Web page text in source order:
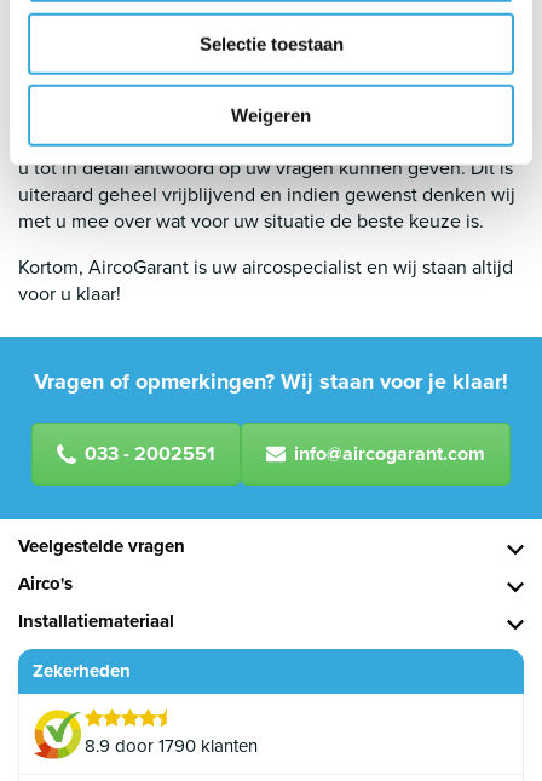
Selectie toestaan
Weigeren
Heeft u een specifieke vraag over een merk airco of komt u
kunt altijd onze showroom bezoeken, maar net zo
makkelijk is om even te bellen of een
Onze experts weten over elk merk airco genoeg, zodat wij
u tot in detail antwoord op uw vragen kunnen geven. Dit is
uiteraard geheel vrijblijvend en indien gewenst denken wij
met u mee over wat voor uw situatie de beste keuze is.
Kortom, AircoGarant is uw aircospecialist en wij staan altijd
voor u klaar!
Vragen of opmerkingen? Wij staan voor je klaar!
033 - 2002551 info@aircogarant.com
Veelgestelde vragen
Airco's
Installatiemateriaal
Zekerheden
8.9 door 1790 klanten